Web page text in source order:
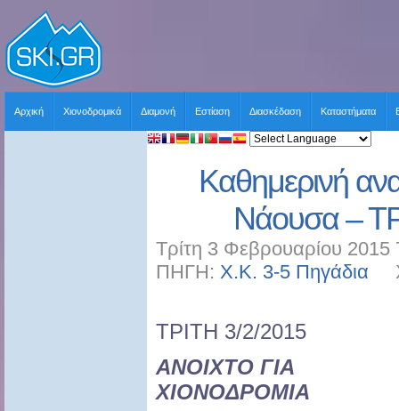
Αρχική Χιονοδρομικά Διαμονή Εστίαση Διασκέδαση Καταστήματα
Καθημερινή
Νάουσα –
Τρίτη 3 Φεβρουαρίου
ΠΗΓΗ: Χ.Κ. 3-5 Πηγάδια
ΤΡΙΤΗ 3/2/2015
ΑΝΟΙΧΤΟ ΓΙΑ
ΧΙΟΝΟΔΡΟΜΙΑ